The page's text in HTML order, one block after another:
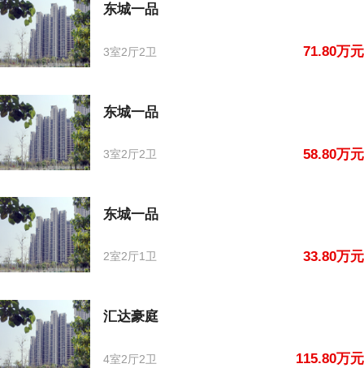
东城一品
3室2厅2卫 71.80万元
东城一品
3室2厅2卫 58.80万元
东城一品
2室2厅1卫 33.80万元
汇达豪庭
4室2厅2卫 115.80万元